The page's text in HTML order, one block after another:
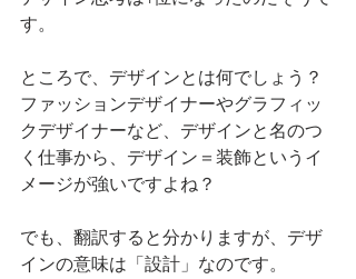
す。
ところで、デザインとは何でしょう？
ファッションデザイナーやグラフィッ
クデザイナーなど、デザインと名のつ
く仕事から、デザイン＝装飾というイ
メージが強いですよね？
でも、翻訳すると分かりますが、デザ
インの意味は「設計」なのです。